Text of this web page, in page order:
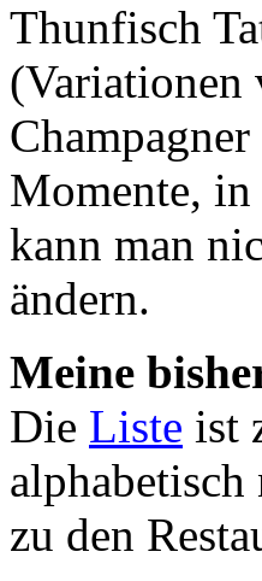
Thunfisch
Momente, in
kann man
ändern.
Meine
Die Liste ist
zu den